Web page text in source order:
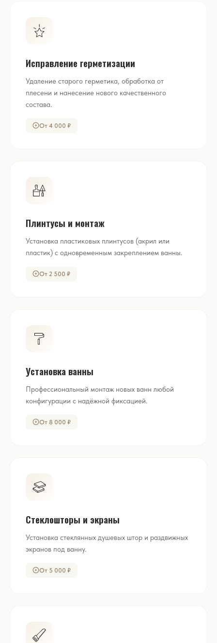
Исправление герметизации
Удаление старого герметика, обработка от
плесени и нанесение нового качественного
состава.
От 4 000 ₽
Плинтусы и монтаж
Установка пластиковых плинтусов (акрил или
пластик) с одновременным закреплением ванны.
От 2 500 ₽
Установка ванны
Профессиональный монтаж новых ванн любой
конфигурации с надёжной фиксацией.
От 8 000 ₽
Стеклошторы и экраны
Установка стеклянных душевых штор и раздвижных
экранов под ванну.
От 5 000 ₽